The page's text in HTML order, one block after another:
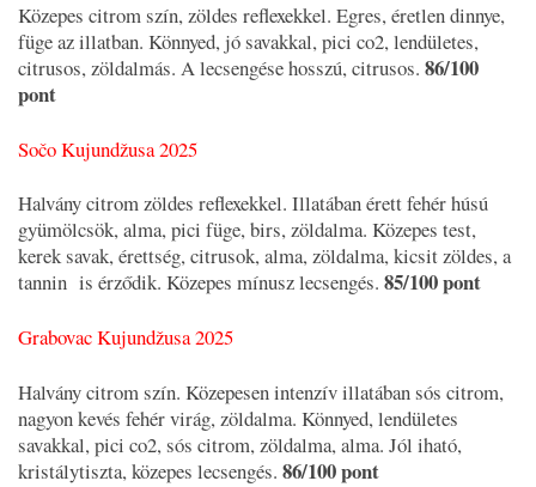
Közepes citrom szín, zöldes reflexekkel. Egres, éretlen dinnye,
füge az illatban. Könnyed, jó savakkal, pici co2, lendületes,
citrusos, zöldalmás. A lecsengése hosszú, citrusos. 86/100
pont
Sočo Kujundžusa 2025
Halvány citrom zöldes reflexekkel. Illatában érett fehér húsú
gyümölcsök, alma, pici füge, birs, zöldalma. Közepes test,
kerek savak, érettség, citrusok, alma, zöldalma, kicsit zöldes, a
tannin is érződik. Közepes mínusz lecsengés. 85/100 pont
Grabovac Kujundžusa 2025
Halvány citrom szín. Közepesen intenzív illatában sós citrom,
nagyon kevés fehér virág, zöldalma. Könnyed, lendületes
savakkal, pici co2, sós citrom, zöldalma, alma. Jól iható,
kristálytiszta, közepes lecsengés. 86/100 pont